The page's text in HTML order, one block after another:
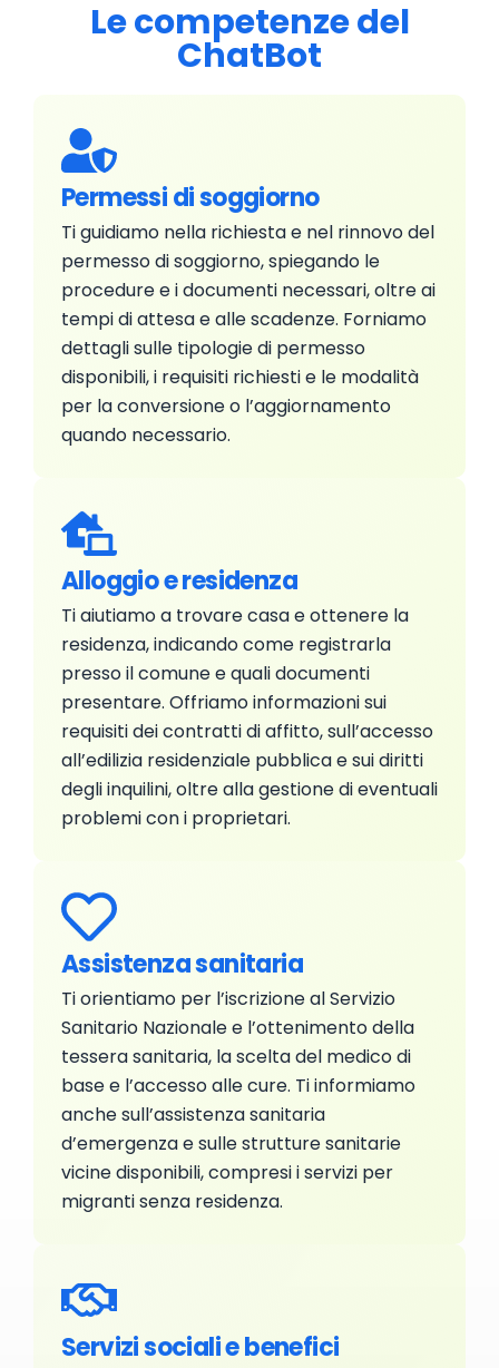
Le competenze del
ChatBot
Permessi di soggiorno
Ti guidiamo nella richiesta e nel rinnovo del
permesso di soggiorno, spiegando le
procedure e i documenti necessari, oltre ai
tempi di attesa e alle scadenze. Forniamo
dettagli sulle tipologie di permesso
disponibili, i requisiti richiesti e le modalità
per la conversione o l’aggiornamento
quando necessario.
Alloggio e residenza
Ti aiutiamo a trovare casa e ottenere la
residenza, indicando come registrarla
presso il comune e quali documenti
presentare. Offriamo informazioni sui
requisiti dei contratti di affitto, sull’accesso
all’edilizia residenziale pubblica e sui diritti
degli inquilini, oltre alla gestione di eventuali
problemi con i proprietari.
Assistenza sanitaria
Ti orientiamo per l’iscrizione al Servizio
Sanitario Nazionale e l’ottenimento della
tessera sanitaria, la scelta del medico di
base e l’accesso alle cure. Ti informiamo
anche sull’assistenza sanitaria
d’emergenza e sulle strutture sanitarie
vicine disponibili, compresi i servizi per
migranti senza residenza.
Servizi sociali e benefici